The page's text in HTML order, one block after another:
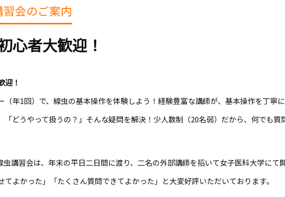
習会のご案内
心者大歓迎！
迎！
（年1回）で、線虫の基本操作を体験しよう！経験豊富な講師が、基本操作を丁寧に
「どうやって扱うの？」そんな疑問を解決！少人数制（20名弱）だから、何でも質
虫講習会は、年末の平日二日間に渡り、二名の外部講師を招いて女子医科大学にて
てよかった」「たくさん質問できてよかった」と大変好評いただいております。